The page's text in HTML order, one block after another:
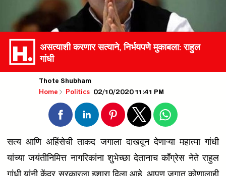
असत्याशी करणार सत्याने, निर्भयपणे मुकाबला: राहुल
गांधी
Thote Shubham
Home Politics 02/10/2020 11:41 PM
सत्य आणि अहिंसेची ताकद जगाला दाखवून देणाऱ्या महात्मा गांधी
यांच्या जयंतीनिमित्त नागरिकांना शुभेच्छा देतानाच काँग्रेस नेते राहुल